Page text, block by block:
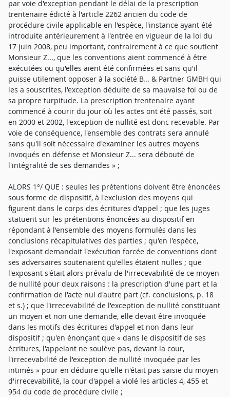
par voie d'exception pendant le délai de la prescription
trentenaire édicté à l'article 2262 ancien du code de
procédure civile applicable en l'espèce, l'instance ayant été
introduite antérieurement à l'entrée en vigueur de la loi du
17 juin 2008, peu important, contrairement à ce que soutient
Monsieur Z..., que les conventions aient commencé à être
exécutées ou qu'elles aient été confirmées et sans qu'il
puisse utilement opposer à la société B... & Partner GMBH qui
les a souscrites, l'exception déduite de sa mauvaise foi ou de
sa propre turpitude. La prescription trentenaire ayant
commencé à courir du jour où les actes ont été passés, soit
en 2000 et 2002, l'exception de nullité est donc recevable. Par
voie de conséquence, l'ensemble des contrats sera annulé
sans qu'il soit nécessaire d'examiner les autres moyens
invoqués en défense et Monsieur Z... sera débouté de
l'intégralité de ses demandes » ;
ALORS 1°/ QUE : seules les prétentions doivent être énoncées
sous forme de dispositif, à l'exclusion des moyens qui
figurent dans le corps des écritures d'appel ; que les juges
statuent sur les prétentions énoncées au dispositif en
répondant à l'ensemble des moyens formulés dans les
conclusions récapitulatives des parties ; qu'en l'espèce,
l'exposant demandait l'exécution forcée de conventions dont
ses adversaires soutenaient qu'elles étaient nulles ; que
l'exposant s'était alors prévalu de l'irrecevabilité de ce moyen
de nullité pour deux raisons : la prescription d'une part et la
confirmation de l'acte nul d'autre part (cf. conclusions, p. 18
et s.) ; que l'irrecevabilité de l'exception de nullité constituant
un moyen et non une demande, elle devait être invoquée
dans les motifs des écritures d'appel et non dans leur
dispositif ; qu'en énonçant que « dans le dispositif de ses
écritures, l'appelant ne soulève pas, devant la cour,
l'irrecevabilité de l'exception de nullité invoquée par les
intimés » pour en déduire qu'elle n'était pas saisie du moyen
d'irrecevabilité, la cour d'appel a violé les articles 4, 455 et
954 du code de procédure civile ;